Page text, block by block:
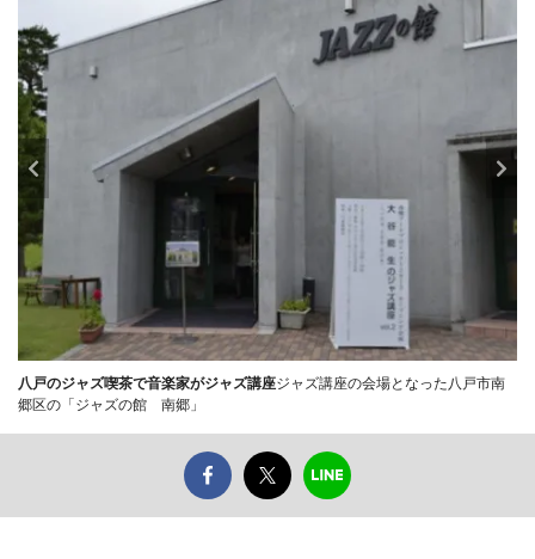
八戸のジャズ喫茶で音楽家がジャズ講座ジャズ講座の会場となった八戸市南
郷区の「ジャズの館 南郷」